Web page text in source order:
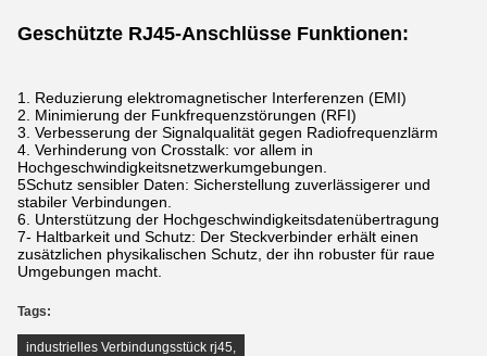
Geschützte RJ45-Anschlüsse Funktionen:
1. Reduzierung elektromagnetischer Interferenzen (EMI)
2. Minimierung der Funkfrequenzstörungen (RFI)
3. Verbesserung der Signalqualität gegen Radiofrequenzlärm
4. Verhinderung von Crosstalk: vor allem in
Hochgeschwindigkeitsnetzwerkumgebungen.
5Schutz sensibler Daten: Sicherstellung zuverlässigerer und
stabiler Verbindungen.
6. Unterstützung der Hochgeschwindigkeitsdatenübertragung
7- Haltbarkeit und Schutz: Der Steckverbinder erhält einen
zusätzlichen physikalischen Schutz, der ihn robuster für raue
Umgebungen macht.
Tags:
industrielles Verbindungsstück rj45,